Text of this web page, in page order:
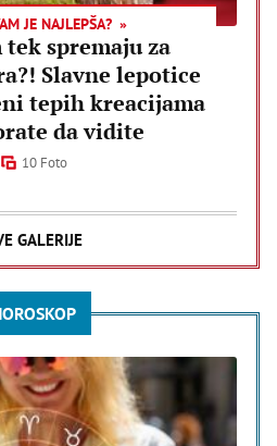
JE NAJLEPŠA?
spremaju za
Slavne lepotice
tepih kreacijama
da vidite
10 Foto
GALERIJE